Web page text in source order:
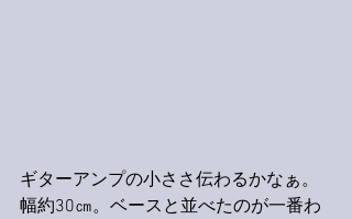
ギターアンプの小ささ伝わるかなぁ。
幅約30㎝。ベースと並べたのが一番わ